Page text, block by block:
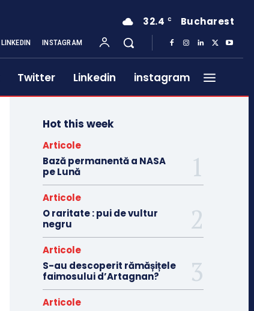
32.4 C Bucharest
LINKEDIN INSTAGRAM
Twitter Linkedin instagram
Hot this week
Articole
Bază permanentă a NASA
pe Lună
Articole
O raritate : pui de vultur
negru
Articole
S-au descoperit rămășițele
faimosului d’Artagnan?
Articole